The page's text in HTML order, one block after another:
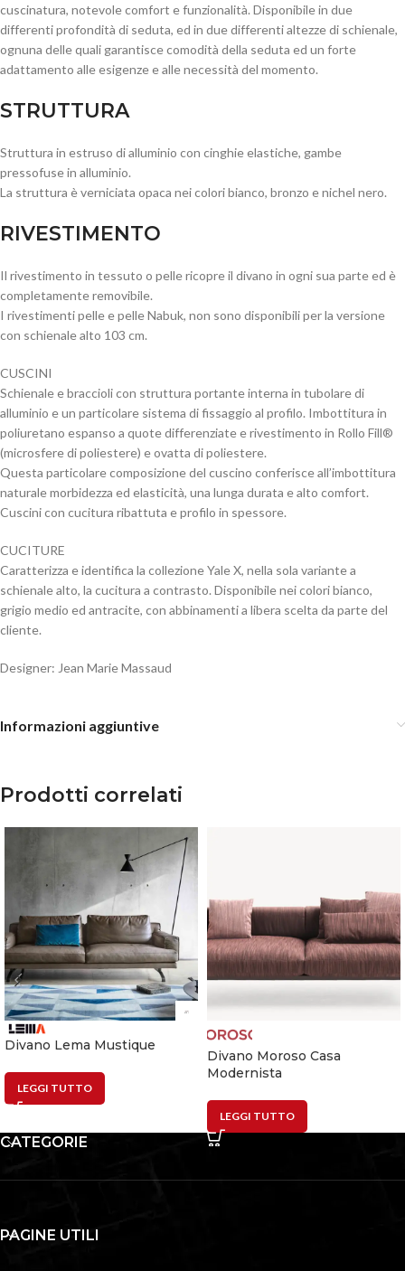
cuscinatura, notevole comfort e funzionalità. Disponibile in due
differenti profondità di seduta, ed in due differenti altezze di schienale,
ognuna delle quali garantisce comodità della seduta ed un forte
adattamento alle esigenze e alle necessità del momento.
STRUTTURA
Struttura in estruso di alluminio con cinghie elastiche, gambe
pressofuse in alluminio.
​La struttura è verniciata opaca nei colori bianco, bronzo e nichel nero.
RIVESTIMENTO
Il rivestimento in tessuto o pelle ricopre il divano in ogni sua parte ed è
completamente removibile.
I rivestimenti pelle e pelle Nabuk, non sono disponibili per la versione
con schienale alto 103 cm.
CUSCINI
Schienale e braccioli con struttura portante interna in tubolare di
alluminio e un particolare sistema di fissaggio al profilo. Imbottitura in
poliuretano espanso a quote differenziate e rivestimento in Rollo Fill®
(microsfere di poliestere) e ovatta di poliestere.
Questa particolare composizione del cuscino conferisce all’imbottitura
naturale morbidezza ed elasticità, una lunga durata e alto comfort.
Cuscini con cucitura ribattuta e profilo in spessore.
CUCITURE
Caratterizza e identifica la collezione Yale X, nella sola variante a
schienale alto, la cucitura a contrasto. Disponibile nei colori bianco,
grigio medio ed antracite, con abbinamenti a libera scelta da parte del
cliente.
Designer: Jean Marie Massaud
Informazioni aggiuntive
Prodotti correlati
Divano Lema Mustique
LEGGI TUTTO
Divano Moroso Casa
Modernista
LEGGI TUTTO
CATEGORIE
PAGINE UTILI